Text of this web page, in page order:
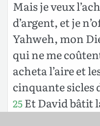
Mais je veux
d’argent, et je
Yahweh, mon
qui ne me
acheta l’aire et
cinquante sicles
25Et David bâtit